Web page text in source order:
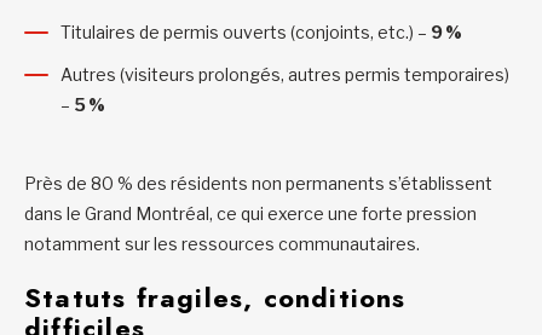
Titulaires de permis ouverts (conjoints, etc.) – 9 %
Autres (visiteurs prolongés, autres permis temporaires)
– 5 %
Près de 80 % des résidents non permanents s’établissent
dans le Grand Montréal, ce qui exerce une forte pression
notamment sur les ressources communautaires.
Statuts fragiles, conditions